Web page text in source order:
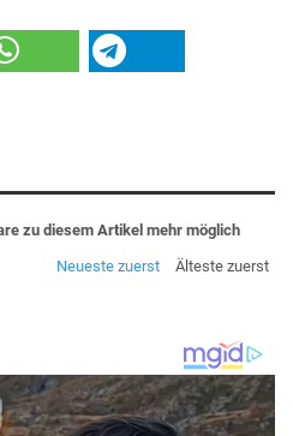
zu diesem Artikel mehr möglich
Neueste zuerst
Älteste zuerst